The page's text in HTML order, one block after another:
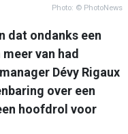
Photo: © PhotoNews
dat ondanks een
van had
Dévy Rigaux
over een
hoofdrol voor